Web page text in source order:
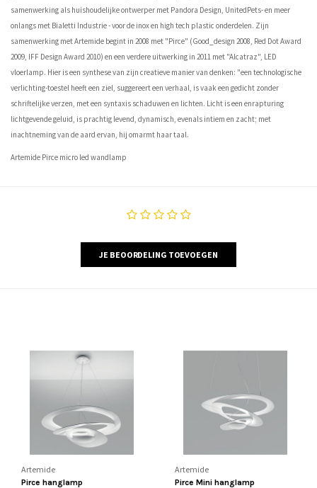
samenwerking als huishoudelijke ontwerper met Pandora Design, UnitedPets- en meer
onlangs met Bialetti Industrie - voor de inox en high tech plastic onderdelen. Zijn
samenwerking met Artemide begint in 2008 met "Pirce" (Good_design 2008, Red Dot Award
2009, IFF Design Award 2010) en een verdere uitwerking in 2011 met "Alcatraz", LED
vloerlamp. Hier is een synthese van zijn creatieve manier van denken: "een technologische
verlichting-toestel heeft een ziel, suggereert een verhaal, is vaak een gedicht zonder
schriftelijke verzen, met een syntaxis schaduwen en lichten. Licht is een enrapturing
lichtgevende geluid, is prachtig levend, dynamisch, evenals intiem en zacht; met
inachtneming van de aard ervan, hij omarmt haar taal.
Artemide Pirce micro led wandlamp
JE BEOORDELING TOEVOEGEN
Artemide
Pirce hanglamp
Artemide
Pirce Mini hanglamp